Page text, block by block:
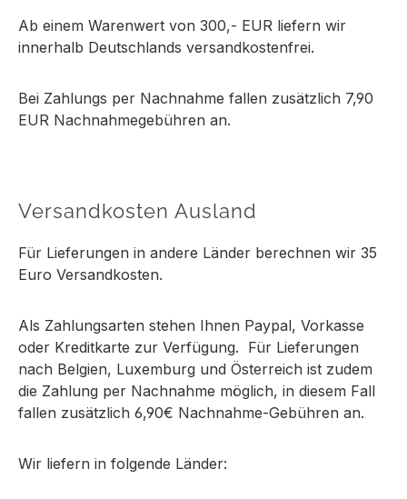
Ab einem Warenwert von 300,- EUR liefern wir
innerhalb Deutschlands versandkostenfrei.
Bei Zahlungs per Nachnahme fallen zusätzlich 7,90
EUR Nachnahmegebühren an.
Versandkosten Ausland
Für Lieferungen in andere Länder berechnen wir 35
Euro Versandkosten.
Als Zahlungsarten stehen Ihnen Paypal, Vorkasse
oder Kreditkarte zur Verfügung. Für Lieferungen
nach Belgien, Luxemburg und Österreich ist zudem
die Zahlung per Nachnahme möglich, in diesem Fall
fallen zusätzlich 6,90€ Nachnahme-Gebühren an.
Wir liefern in folgende Länder: